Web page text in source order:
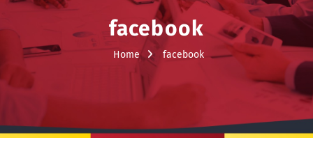
facebook
Home facebook